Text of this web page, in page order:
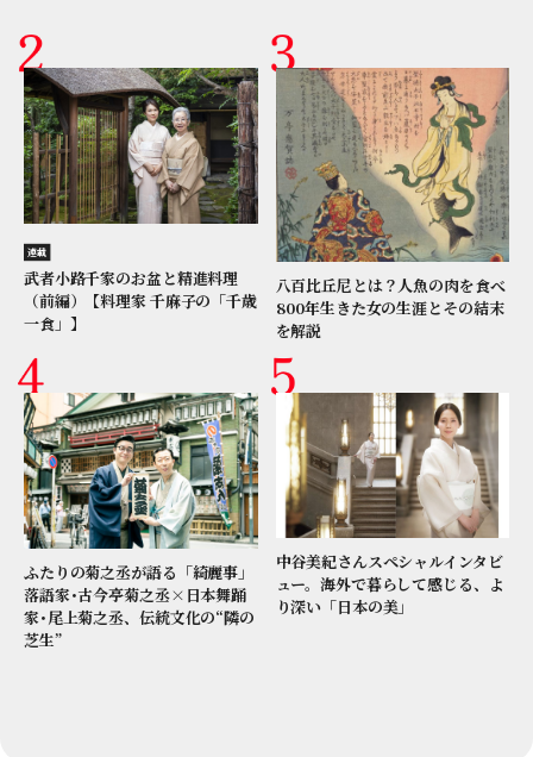
連載
武者小路千家のお盆と精進料理
（前編）【料理家 千麻子の「千歳
一食」】
八百比丘尼とは？人魚の肉を食べ
800年生きた女の生涯とその結末
を解説
ふたりの菊之丞が語る「綺麗事」
落語家･古今亭菊之丞×日本舞踊
家･尾上菊之丞、伝統文化の“隣の
芝生”
中谷美紀さんスペシャルインタビ
ュー。海外で暮らして感じる、よ
り深い「日本の美」